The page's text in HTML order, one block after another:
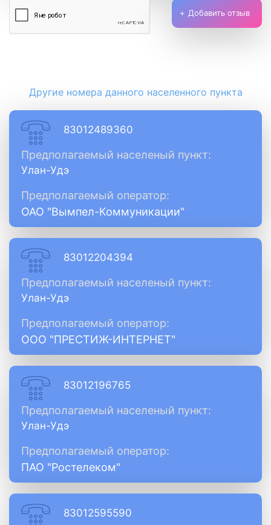
Добавить отзыв
Другие номера данного населенного пункта
83012489360
Предполагаемый населеный пункт:
Улан-Удэ
Предполагаемый оператор:
ОАО "Вымпел-Коммуникации"
83012204394
Предполагаемый населеный пункт:
Улан-Удэ
Предполагаемый оператор:
ООО "ПРЕСТИЖ-ИНТЕРНЕТ"
83012196765
Предполагаемый населеный пункт:
Улан-Удэ
Предполагаемый оператор:
ПАО "Ростелеком"
83012595590